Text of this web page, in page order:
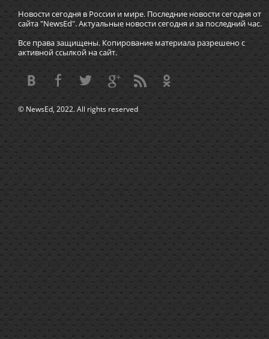
Новости сегодня в России и мире. Последние новости сегодня от
сайта "NewsEd". Актуальные новости сегодня и за последний час.
Все права защищены. Копирование материала разрешено с
активной ссылкой на сайт.
© NewsEd, 2022. All rights reserved